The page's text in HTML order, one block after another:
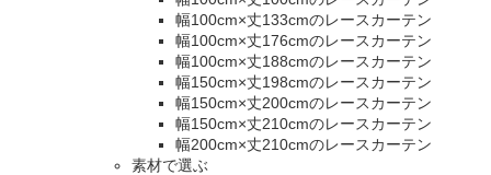
幅100cm×丈133cmのレースカーテン
幅100cm×丈176cmのレースカーテン
幅100cm×丈188cmのレースカーテン
幅150cm×丈198cmのレースカーテン
幅150cm×丈200cmのレースカーテン
幅150cm×丈210cmのレースカーテン
幅200cm×丈210cmのレースカーテン
素材で選ぶ